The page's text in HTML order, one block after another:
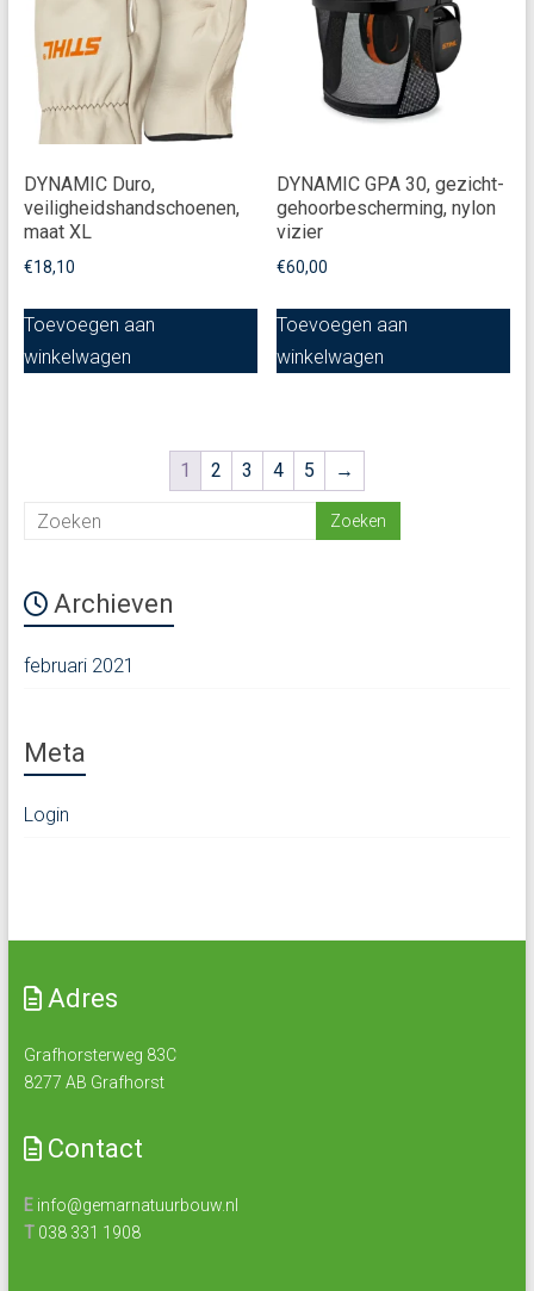
DYNAMIC Duro,
veiligheidshandschoenen,
maat XL
€18,10
Toevoegen aan
winkelwagen
DYNAMIC GPA 30, gezicht-
gehoorbescherming, nylon
vizier
€60,00
Toevoegen aan
winkelwagen
1 2 3 4 5 →
Archieven
februari 2021
Meta
Login
Adres
Grafhorsterweg 83C
8277 AB Grafhorst
Contact
E info@gemarnatuurbouw.nl
T 038 331 1908